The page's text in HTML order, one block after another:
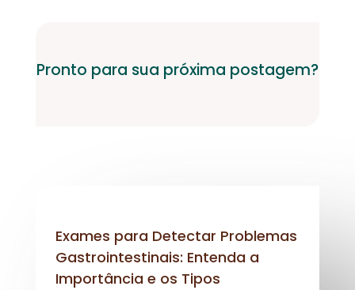
Pronto para sua próxima postagem?
Exames para Detectar Problemas
Gastrointestinais: Entenda a
Importância e os Tipos